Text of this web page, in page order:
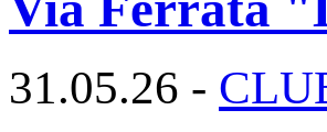
31.05.26 -